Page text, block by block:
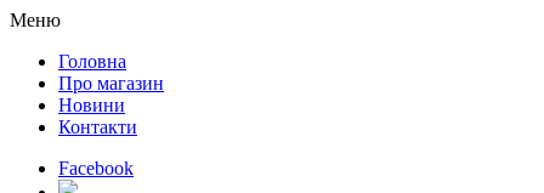
Меню
Головна
Про магазин
Новини
Контакти
Facebook